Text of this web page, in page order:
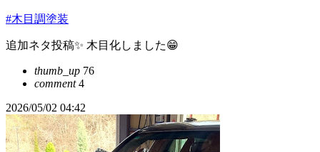
#木目調塗装
追加ネタ投稿✨ 木目化しました😁
thumb_up 76
comment4
2026/05/02 04:42